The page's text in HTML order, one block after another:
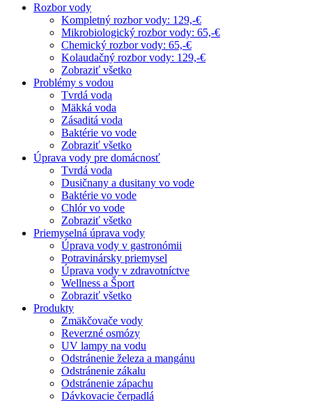
Rozbor vody
Kompletný rozbor vody: 129,-€
Mikrobiologický rozbor vody: 65,-€
Chemický rozbor vody: 65,-€
Kolaudačný rozbor vody: 129,-€
Zobraziť všetko
Problémy s vodou
Tvrdá voda
Mäkká voda
Zásaditá voda
Baktérie vo vode
Zobraziť všetko
Úprava vody pre domácnosť
Tvrdá voda
Dusičnany a dusitany vo vode
Baktérie vo vode
Chlór vo vode
Zobraziť všetko
Priemyselná úprava vody
Úprava vody v gastronómii
Potravinársky priemysel
Úprava vody v zdravotníctve
Wellness a Šport
Zobraziť všetko
Produkty
Zmäkčovače vody
Reverzné osmózy
UV lampy na vodu
Odstránenie železa a mangánu
Odstránenie zákalu
Odstránenie zápachu
Dávkovacie čerpadlá